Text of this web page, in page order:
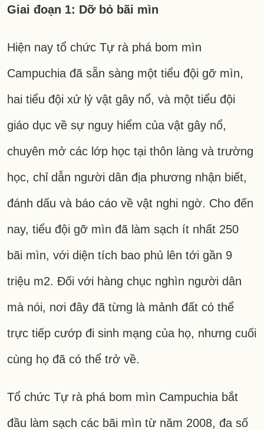
Giai đoạn 1: Dỡ bỏ bãi mìn
Hiện nay tổ chức Tự rà phá bom mìn
Campuchia đã sẵn sàng một tiểu đội gỡ mìn,
hai tiểu đội xử lý vật gây nổ, và một tiểu đội
giáo dục về sự nguy hiểm của vật gây nổ,
chuyên mở các lớp học tại thôn làng và trường
học, chỉ dẫn người dân địa phương nhận biết,
đánh dấu và báo cáo về vật nghi ngờ. Cho đến
nay, tiểu đội gỡ mìn đã làm sạch ít nhất 250
bãi mìn, với diện tích bao phủ lên tới gần 9
triệu m2. Đối với hàng chục nghìn người dân
mà nói, nơi đây đã từng là mảnh đất có thể
trực tiếp cướp đi sinh mạng của họ, nhưng cuối
cùng họ đã có thể trở về.
Tổ chức Tự rà phá bom mìn Campuchia bắt
đầu làm sạch các bãi mìn từ năm 2008, đa số